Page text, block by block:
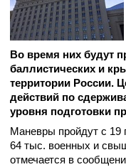
Во время них будут
баллистических и
территории России.
действий по
уровня подготовки
Маневры пройдут с 19
64 тыс. военных и
отмечается в